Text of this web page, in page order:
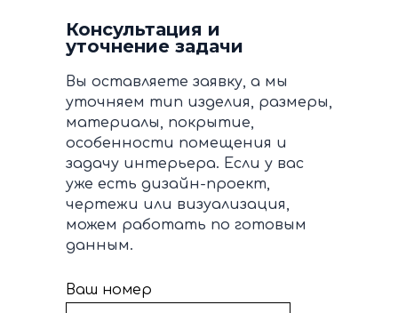
Консультация и
уточнение задачи
Вы оставляете заявку, а мы
уточняем тип изделия, размеры,
материалы, покрытие,
особенности помещения и
задачу интерьера. Если у вас
уже есть дизайн-проект,
чертежи или визуализация,
можем работать по готовым
данным.
Ваш номер